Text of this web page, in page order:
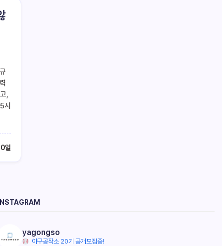
,
시
일
INSTAGRAM
yagongso
야구공작소 20기 공개모집중!